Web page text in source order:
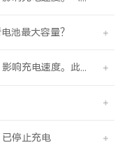
池最大容量？
设备出现提示信息：USB端口潮湿，影响充电速度。此时设备不能充电或充电速度变慢。
停止充电